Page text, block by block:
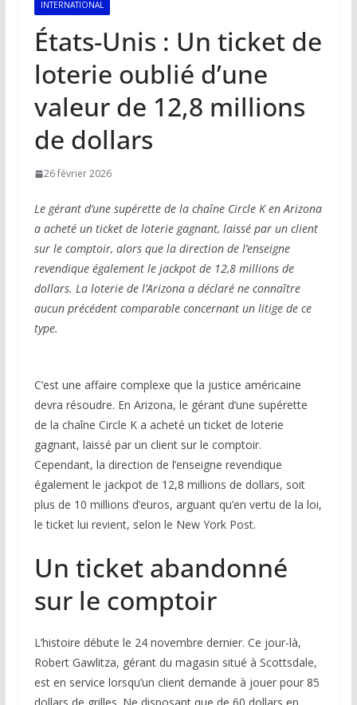
INTERNATIONAL
États-Unis : Un ticket de
loterie oublié d’une
valeur de 12,8 millions
de dollars
26 février 2026
Le gérant d’une supérette de la chaîne Circle K en Arizona
a acheté un ticket de loterie gagnant, laissé par un client
sur le comptoir, alors que la direction de l’enseigne
revendique également le jackpot de 12,8 millions de
dollars. La loterie de l’Arizona a déclaré ne connaître
aucun précédent comparable concernant un litige de ce
type.
C’est une affaire complexe que la justice américaine
devra résoudre. En Arizona, le gérant d’une supérette
de la chaîne Circle K a acheté un ticket de loterie
gagnant, laissé par un client sur le comptoir.
Cependant, la direction de l’enseigne revendique
également le jackpot de 12,8 millions de dollars, soit
plus de 10 millions d’euros, arguant qu’en vertu de la loi,
le ticket lui revient, selon le New York Post.
Un ticket abandonné
sur le comptoir
L’histoire débute le 24 novembre dernier. Ce jour-là,
Robert Gawlitza, gérant du magasin situé à Scottsdale,
est en service lorsqu’un client demande à jouer pour 85